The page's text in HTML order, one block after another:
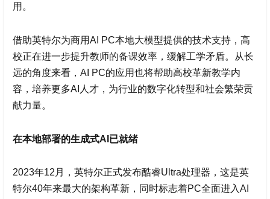
用。
借助英特尔为商用AI PC本地大模型提供的技术支持，高
校正在进一步提升教师的备课效率，缓解工学矛盾。从长
远的角度来看，AI PC的应用也将帮助高校革新教学内
容，培养更多AI人才，为行业的数字化转型和社会繁荣贡
献力量。
在本地部署的生成式AI已就绪
2023年12月，英特尔正式发布酷睿Ultra处理器，这是英
特尔40年来最大的架构革新，同时标志着PC全面进入AI